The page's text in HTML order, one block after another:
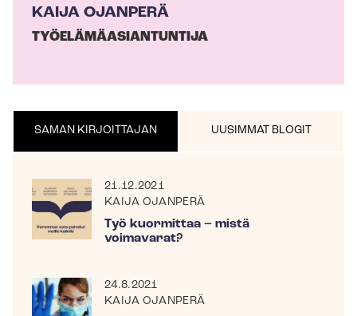
KAIJA OJANPERÄ
TYÖ­ELÄ­MÄ­ASIAN­TUN­TI­JA
SAMAN KIRJOITTAJAN UUSIMMAT BLOGIT
21.12.2021
KAIJA OJANPERÄ
Työ kuormittaa – mistä
voimavarat?
24.8.2021
KAIJA OJANPERÄ